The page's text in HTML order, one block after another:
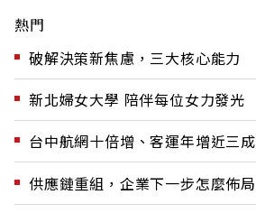
熱門
破解決策新焦慮，三大核心能力
新北婦女大學 陪伴每位女力發光
台中航網十倍增、客運年增近三成
供應鏈重組，企業下一步怎麼佈局